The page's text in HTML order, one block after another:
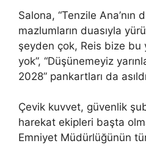
Salona, “Tenzile Ana’nın
mazlumların duasıyla
şeyden çok, Reis bize bu
yok”, “Düşünemeyiz
2028” pankartları da
Çevik kuvvet, güvenlik
harekat ekipleri başta
Emniyet Müdürlüğünün